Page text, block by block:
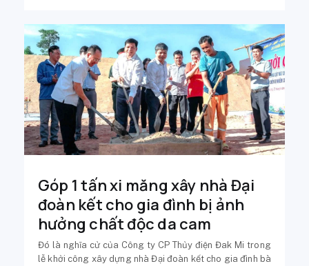
Góp 1 tấn xi măng xây nhà Đại
đoàn kết cho gia đình bị ảnh
hưởng chất độc da cam
Đó là nghĩa cử của Công ty CP Thủy điện Đak Mi trong
lễ khởi công xây dựng nhà Đại đoàn kết cho gia đình bà